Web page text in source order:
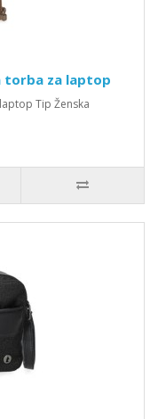
torba za laptop
Tip Ženska